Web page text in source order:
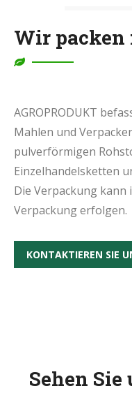
Wir packen
AGROPRODUKT
Mahlen und
pulverförmigen
Einzelhandelsketten
Die Verpackung
Verpackung erfolgen.
KONTAKTIEREN SIE
Sehen Sie